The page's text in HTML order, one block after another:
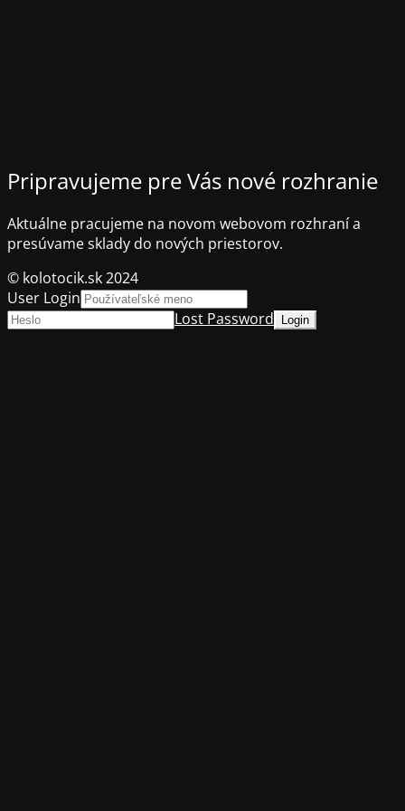
Pripravujeme pre Vás nové rozhranie
Aktuálne pracujeme na novom webovom rozhraní a
presúvame sklady do nových priestorov.
© kolotocik.sk 2024
User Login
Lost Password